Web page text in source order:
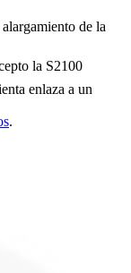
de la
la S2100
enlaza a un
.